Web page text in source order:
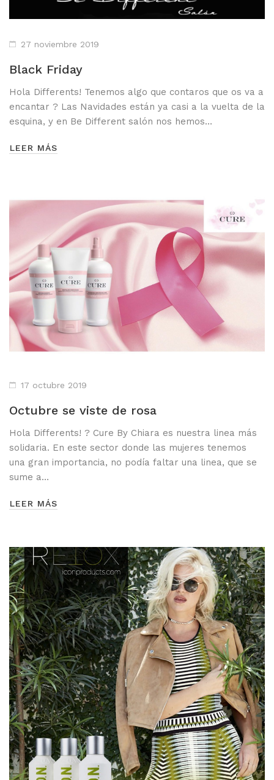
27 noviembre 2019
Black Friday
Hola Differents! Tenemos algo que contaros que os va a
encantar ? Las Navidades están ya casi a la vuelta de la
esquina, y en Be Different salón nos hemos…
LEER MÁS
17 octubre 2019
Octubre se viste de rosa
Hola Differents! ? Cure By Chiara es nuestra linea más
solidaria. En este sector donde las mujeres tenemos
una gran importancia, no podía faltar una linea, que se
sume a…
LEER MÁS